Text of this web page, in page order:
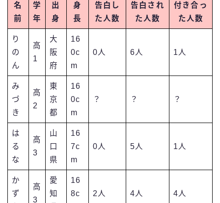
名
前
学
年
出
身
身
長
告白し
た人数
告白され
た人数
付き合っ
た人数
り
の
ん
高
1
大
阪
府
16
0c
m
0人 6人 1人
み
づ
き
高
2
東
京
都
16
0c
m
？ ？ ？
は
る
な
高
3
山
口
県
16
7c
m
0人 5人 1人
か
ず
高
3
愛
知
16
8c
2人 4人 4人